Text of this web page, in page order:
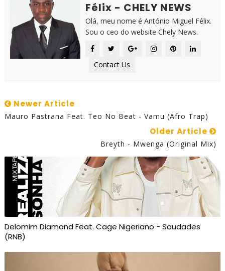
Félix - CHELY NEWS
Olá, meu nome é António Miguel Félix.
Sou o ceo do website Chely News.
Contact Us
Newer Article
Mauro Pastrana Feat. Teo No Beat - Vamu (Afro Trap)
Older Article
Breyth - Mwenga (Original Mix)
Delomim Diamond Feat. Cage Nigeriano - Saudades
(RNB)